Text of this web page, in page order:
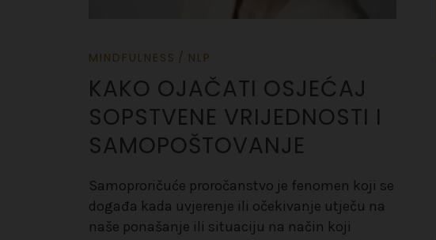
MINDFULNESS NLP
KAKO OJAČATI OSJEĆAJ
SOPSTVENE VRIJEDNOSTI I
SAMOPOŠTOVANJE
Samoproričuće proročanstvo je fenomen koji se
događa kada uvjerenje ili očekivanje utječu na
naše ponašanje ili situaciju na način koji